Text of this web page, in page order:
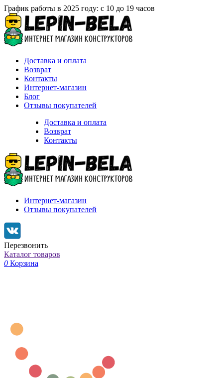
График работы в 2025 году: с 10 до 19 часов
Доставка и оплата
Возврат
Контакты
Интернет-магазин
Блог
Отзывы покупателей
Доставка и оплата
Возврат
Контакты
Интернет-магазин
Отзывы покупателей
Перезвонить
Каталог товаров
0 Корзина